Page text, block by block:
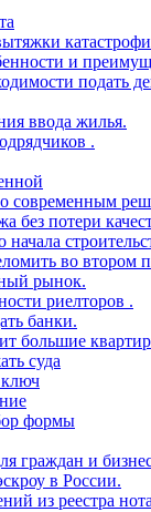
и
подать
ввода жилья.
.
современным
без потери
во втором
рынок.
риелторов .
банки.
большие
суда
формы
граждан и
в России.
из реестра